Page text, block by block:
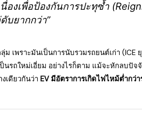
องเพื่อป้องกันการปะทุซ้ำ
บยากกว่า”
เพราะมันเป็นการนับรวมรถยนต์เก่า (ICE
นรถใหม่เอี่ยม อย่างไรก็ตาม แม้จะหักลบปัจ
เดียวกันว่า EV มีอัตราการเกิดไฟไหม้ต่ำกว่